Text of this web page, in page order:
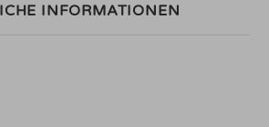
INFORMATIONEN